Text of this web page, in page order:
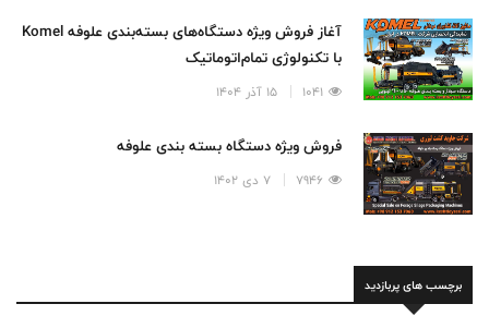
آغاز فروش ویژه دستگاه‌های بسته‌بندی علوفه Komel
با تکنولوژی تمام‌اتوماتیک
1041 15 آذر 1404
فروش ویژه دستگاه بسته بندی علوفه
7946 7 دی 1402
برچسب های پربازدید